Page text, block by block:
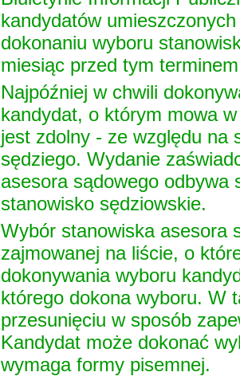
kandydatów
dokonaniu wyboru
miesiąc przed tym
Najpóźniej w chwili
kandydat, o którym mowa
jest zdolny - ze względu na
sędziego. Wydanie
asesora sądowego odbywa
stanowisko sędziowskie.
Wybór stanowiska asesora
zajmowanej na liście, o
dokonywania wyboru
którego dokona wyboru. W
przesunięciu w sposób
Kandydat może dokonać
wymaga formy pisemnej.